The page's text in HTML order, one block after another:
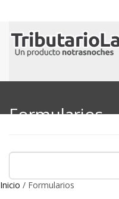
Formularios
Inicio / Formularios